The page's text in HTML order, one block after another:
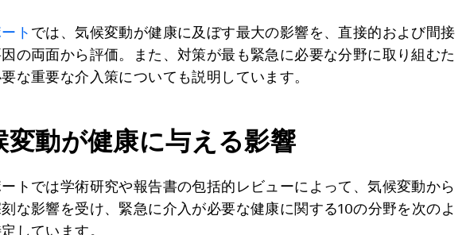
ト では、気候変動が健康に及ぼす最大の影響を、直接的および間接
の両面から評価。また、対策が最も緊急に必要な分野に取り組むた
な重要な介入策についても説明しています。
変動が健康に与える影響
ートでは学術研究や報告書の包括的レビューによって、気候変動から
な影響を受け、緊急に介入が必要な健康に関する10の分野を次のよ
しています。